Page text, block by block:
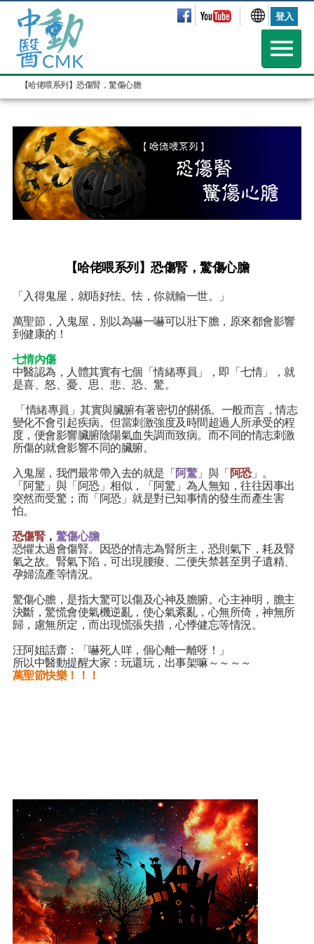
登入
【哈佬喂系列】恐傷腎，驚傷心膽
【哈佬喂系列】恐傷腎，驚傷心膽
「入得鬼屋，就唔好怯。怯，你就輸一世。」
萬聖節，入鬼屋，別以為嚇一嚇可以壯下膽，原來都會影響
到健康的！
七情內傷
中醫認為，人體其實有七個「情緒專員」，即「七情」，就
是喜、怒、憂、思、悲、恐、驚。
「情緒專員」其實與臟腑有著密切的關係。一般而言，情志
變化不會引起疾病。但當刺激強度及時間超過人所承受的程
度，便會影響臟腑陰陽氣血失調而致病。而不同的情志刺激
所傷的就會影響不同的臟腑。
入鬼屋，我們最常帶入去的就是「阿驚」與「阿恐」。
「阿驚」與「阿恐」相似，「阿驚」為人無知，往往因事出
突然而受驚；而「阿恐」就是對已知事情的發生而產生害
怕。
恐傷腎， 驚傷心膽
恐懼太過會傷腎。因恐的情志為腎所主，恐則氣下，耗及腎
氣之故。腎氣下陷，可出現腰痠、二便失禁甚至男子遺精、
孕婦流產等情況。
驚傷心膽，是指大驚可以傷及心神及膽腑。心主神明，膽主
決斷，驚慌會使氣機逆亂，使心氣紊亂，心無所倚，神無所
歸，慮無所定，而出現慌張失措，心悸健忘等情況。
汪阿姐話齋：「嚇死人咩，個心離一離呀！」
所以中醫動提醒大家：玩還玩，出事架嘛～～～～
萬聖節快樂！！！